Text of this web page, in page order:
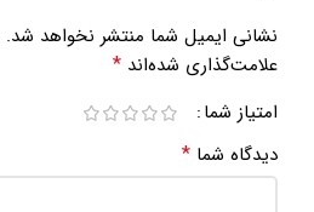
نشانی ایمیل شما منتشر نخواهد شد.
علامت‌گذاری شده‌اند *
امتیاز شما
دیدگاه شما *